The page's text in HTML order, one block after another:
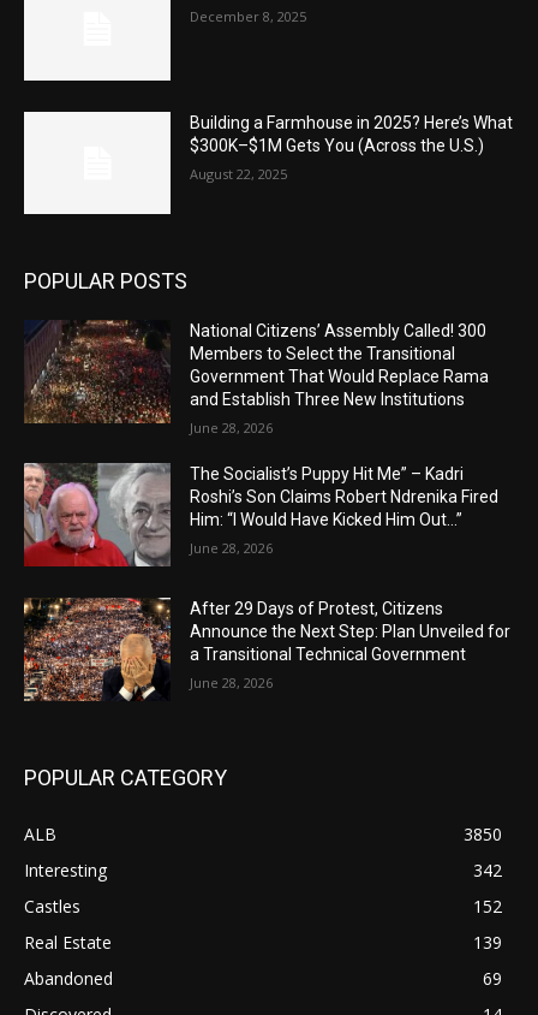
December 8, 2025
Building a Farmhouse in 2025? Here’s What
$300K–$1M Gets You (Across the U.S.)
August 22, 2025
POPULAR POSTS
National Citizens’ Assembly Called! 300
Members to Select the Transitional
Government That Would Replace Rama
and Establish Three New Institutions
June 28, 2026
The Socialist’s Puppy Hit Me” – Kadri
Roshi’s Son Claims Robert Ndrenika Fired
Him: “I Would Have Kicked Him Out…”
June 28, 2026
After 29 Days of Protest, Citizens
Announce the Next Step: Plan Unveiled for
a Transitional Technical Government
June 28, 2026
POPULAR CATEGORY
ALB
3850
Interesting
342
Castles
152
Real Estate
139
Abandoned
69